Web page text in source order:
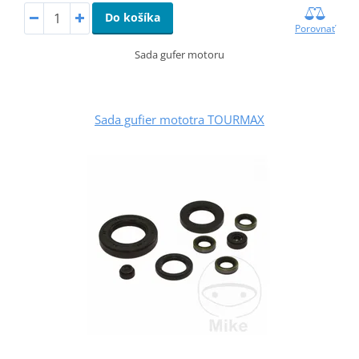
Do košíka
Porovnať
Sada gufer motoru
Sada gufier mototra TOURMAX